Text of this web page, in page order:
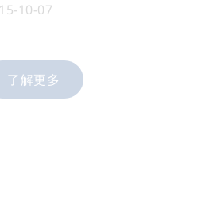
10-07
了解更多